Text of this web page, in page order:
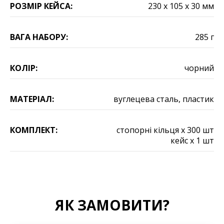
РОЗМІР КЕЙСА: 230 х 105 х 30 мм
ВАГА НАБОРУ: 285 г
КОЛІР: чорний
МАТЕРІАЛ: вуглецева сталь, пластик
КОМПЛЕКТ:
стопорні кільця х 300 шт
кейс х 1 шт
ЯК ЗАМОВИТИ?